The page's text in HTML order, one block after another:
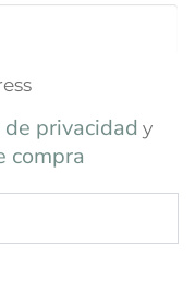
privacidad y
compra